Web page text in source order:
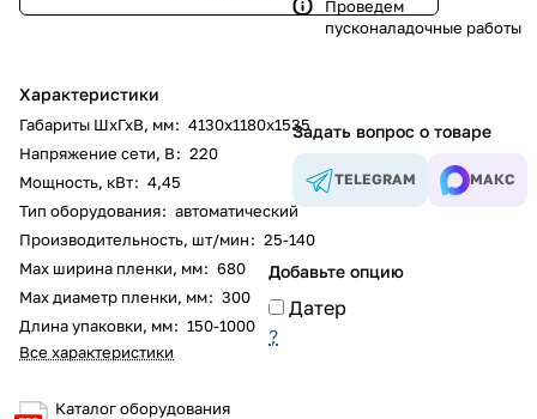
Характеристики
Габариты ШхГхВ, мм: 4130х1180х1535
Напряжение сети, В: 220
Мощность, кВт: 4,45
Тип оборудования: автоматический
Производительность, шт/мин: 25-140
Мах ширина пленки, мм: 680
Max диаметр пленки, мм: 300
Длина упаковки, мм: 150-1000
Все характеристики
Каталог оборудования
Проведем
пусконаладочные работы
Задать вопрос о товаре
TELEGRAM МАКС
Добавьте опцию
Датер
?